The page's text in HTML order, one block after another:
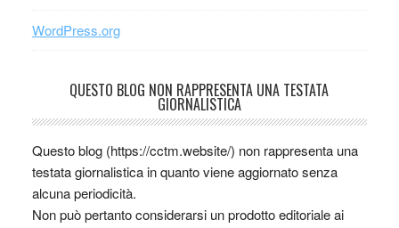
WordPress.org
QUESTO BLOG NON RAPPRESENTA UNA TESTATA
GIORNALISTICA
Questo blog (https://cctm.website/) non rappresenta una
testata giornalistica in quanto viene aggiornato senza
alcuna periodicità.
Non può pertanto considerarsi un prodotto editoriale ai